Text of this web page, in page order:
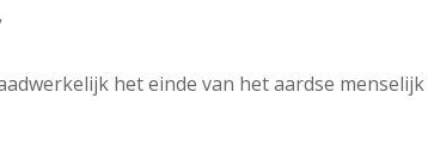
het einde van het aardse